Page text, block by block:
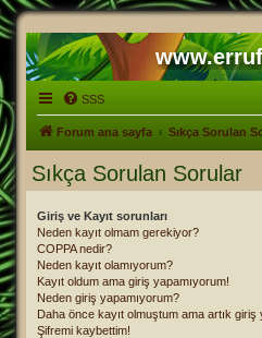
SSS
Forum ana sayfa Sıkça Sorulan
Sıkça Sorulan Sorular
Giriş ve Kayıt sorunları
Neden kayıt olmam gerekiyor?
COPPA nedir?
Neden kayıt olamıyorum?
Kayıt oldum ama giriş yapamıyorum!
Neden giriş yapamıyorum?
Daha önce kayıt olmuştum ama artık giriş
Şifremi kaybettim!